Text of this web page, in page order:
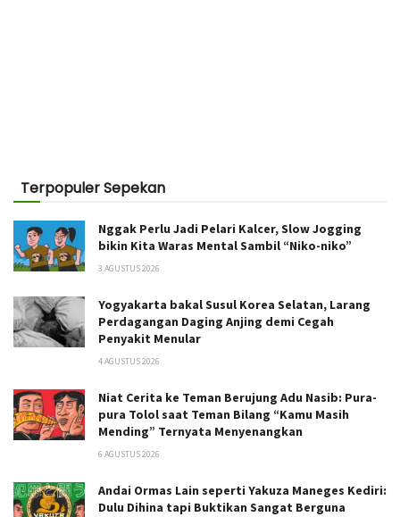
Terpopuler Sepekan
Nggak Perlu Jadi Pelari Kalcer, Slow Jogging
bikin Kita Waras Mental Sambil “Niko-niko”
3 AGUSTUS 2026
Yogyakarta bakal Susul Korea Selatan, Larang
Perdagangan Daging Anjing demi Cegah
Penyakit Menular
4 AGUSTUS 2026
Niat Cerita ke Teman Berujung Adu Nasib: Pura-
pura Tolol saat Teman Bilang “Kamu Masih
Mending” Ternyata Menyenangkan
6 AGUSTUS 2026
Andai Ormas Lain seperti Yakuza Maneges Kediri:
Dulu Dihina tapi Buktikan Sangat Berguna